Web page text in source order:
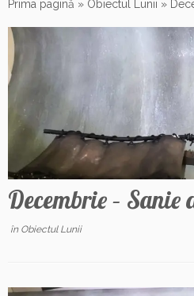
Prima pagină » Obiectul Lunii »
Decembrie – Sanie
în Obiectul Lunii